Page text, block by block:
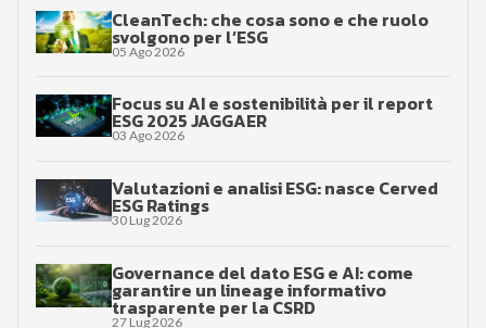
CleanTech: che cosa sono e che ruolo
svolgono per l’ESG
05 Ago 2026
Focus su AI e sostenibilità per il report
ESG 2025 JAGGAER
03 Ago 2026
Valutazioni e analisi ESG: nasce Cerved
ESG Ratings
30 Lug 2026
Governance del dato ESG e AI: come
garantire un lineage informativo
trasparente per la CSRD
27 Lug 2026